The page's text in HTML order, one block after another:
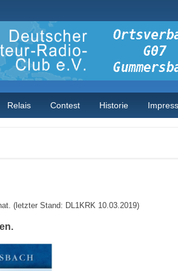
Relais Contest Historie
(letzter Stand: DL1KRK 10.03.2019)